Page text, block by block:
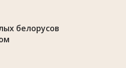
белорусов